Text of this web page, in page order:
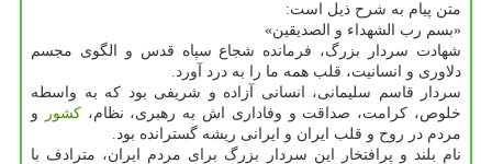
متن پیام به شرح ذیل است:
«بسم رب الشهداء و الصدیقین»
شهادت سردار بزرگ، فرمانده شجاع سپاه قدس و الگوی مجسم
دلاوری و انسانیت، قلب همه ما را به درد آورد.
سردار قاسم سلیمانی، انسانی آزاده و شریفی بود كه به واسطه
خلوص، كرامت، صداقت و وفاداری اش به رهبری، نظام،كشور
و
مردم در روح و قلب ایران و ایرانی ریشه گسترانده بود.
نام بلند و پرافتخار این سردار بزرگ برای مردم ایران، مترادف با